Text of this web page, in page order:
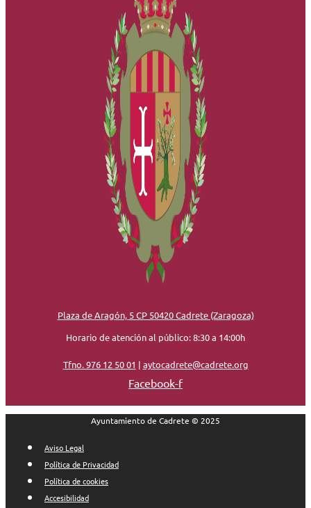
Plaza de Aragón, 5 CP 50420 Cadrete (Zaragoza)
Horario de atención al público: 8:30 a 14:00h
Tfno. 976 12 50 01 | aytocadrete@cadrete.org
Facebook-f
Ayuntamiento de Cadrete © 2025
Aviso Legal
Política de Privacidad
Política de cookies
Accesibilidad